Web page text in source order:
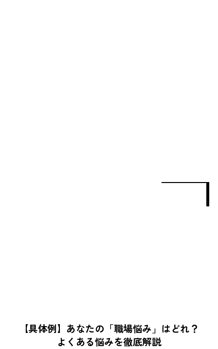
【具体例】あなたの「職場悩み」はどれ？
よくある悩みを徹底解説